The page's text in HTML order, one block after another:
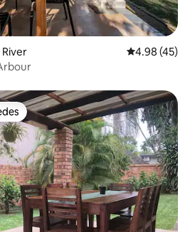
Calificación
4.98 (45)